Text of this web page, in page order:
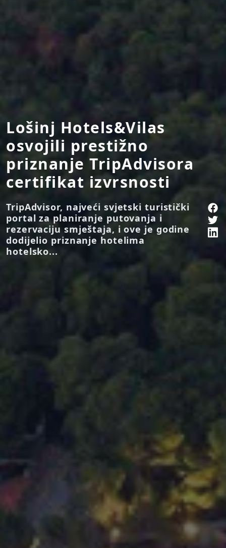
Lošinj Hotels&Vilas
osvojili prestižno
priznanje TripAdvisora
certifikat izvrsnosti
TripAdvisor, najveći svjetski turistički
portal za planiranje putovanja i
rezervaciju smještaja, i ove je godine
dodijelio priznanje hotelima
hotelsko...